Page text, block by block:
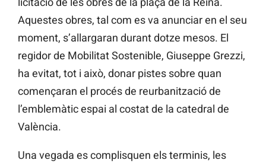
Aquestes obres, tal com es va anunciar en el seu
moment, s’allargaran durant dotze mesos. El
regidor de Mobilitat Sostenible, Giuseppe Grezzi,
ha evitat, tot i això, donar pistes sobre quan
començaran el procés de reurbanització de
l’emblemàtic espai al costat de la catedral de
València.
Una vegada es complisquen els terminis, les